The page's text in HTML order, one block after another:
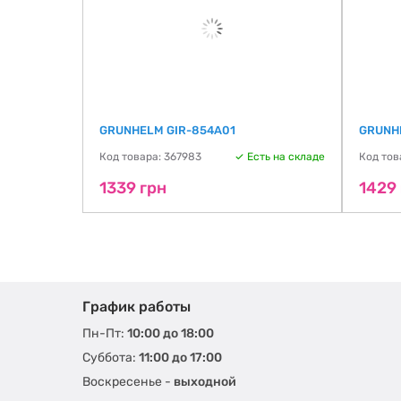
GRUNHELM GIR-854A01
Код товара: 367983 Есть на складе
1339 грн
Код
1429
График работы
Пн-Пт: 10:00 до 18:00
Суббота: 11:00 до 17:00
Воскресенье - выходной